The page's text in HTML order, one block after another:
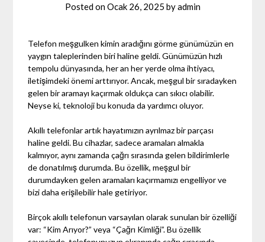
Posted onOcak 26, 2025 byadmin
Telefon meşgulken kimin aradığını görme günümüzün en
yaygın taleplerinden biri haline geldi. Günümüzün hızlı
tempolu dünyasında, her an her yerde olma ihtiyacı,
iletişimdeki önemi arttırıyor. Ancak, meşgul bir sıradayken
gelen bir aramayı kaçırmak oldukça can sıkıcı olabilir.
Neyse ki, teknoloji bu konuda da yardımcı oluyor.
Akıllı telefonlar artık hayatımızın ayrılmaz bir parçası
haline geldi. Bu cihazlar, sadece aramaları almakla
kalmıyor, aynı zamanda çağrı sırasında gelen bildirimlerle
de donatılmış durumda. Bu özellik, meşgul bir
durumdayken gelen aramaları kaçırmamızı engelliyor ve
bizi daha erişilebilir hale getiriyor.
Birçok akıllı telefonun varsayılan olarak sunulan bir özelliği
var: “Kim Arıyor?” veya “Çağrı Kimliği”. Bu özellik